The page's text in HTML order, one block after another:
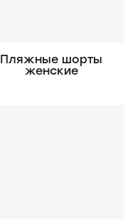
Пляжные шорты
женские